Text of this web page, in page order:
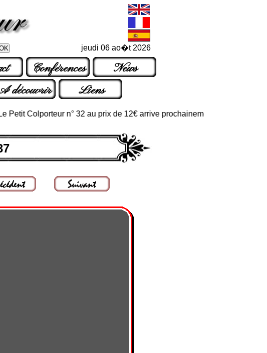
jeudi 06 ao�t 2026
Conférences
News
découvrir Liens
Colporteur n° 32 au prix de 12€ arrive prochainement dans les points